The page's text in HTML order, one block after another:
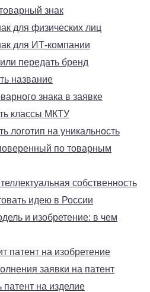
знак
для физических лиц
для ИТ-компании
передать бренд
название
знака в заявке
классы МКТУ
логотип на уникальность
по товарным
собственность
идею в России
и изобретение: в чем
патент на изобретение
заявки на патент
патент на изделие